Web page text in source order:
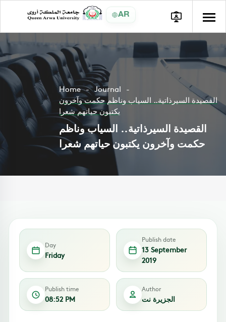
AR
Home
Journal
القصيدة السيرذاتية.. السياب وناظم حكمت وآخرون
يكتبون حياتهم شعرا
القصيدة السيرذاتية.. السياب وناظم
حكمت وآخرون يكتبون حياتهم شعرا
Day
Friday
Publish date
13 September
2019
Publish time
08:52 PM
Author
الجزيرة نت